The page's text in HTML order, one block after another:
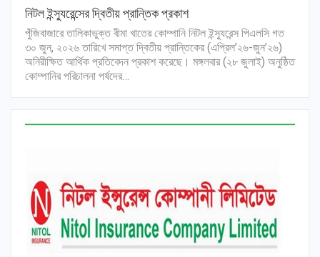
নিটল ইন্স্যুরেন্সের দ্বিতীয় প্রান্তিক প্রকাশ
পুঁজিবাজারে তালিকাভুক্ত বীমা খাতের কোম্পানি নিটল ইন্স্যুরেন্স পিএলসি গত
৩০ জুন, ২০২৬ তারিখে সমাপ্ত দ্বিতীয় প্রান্তিকের (এপ্রিল’২৬-জুন’২৬)
অনিরীক্ষিত আর্থিক প্রতিবেদন প্রকাশ করেছে। মঙ্গলবার (২৮ জুলাই) অনুষ্ঠিত
কোম্পানির পরিচালনা পর্ষদের…